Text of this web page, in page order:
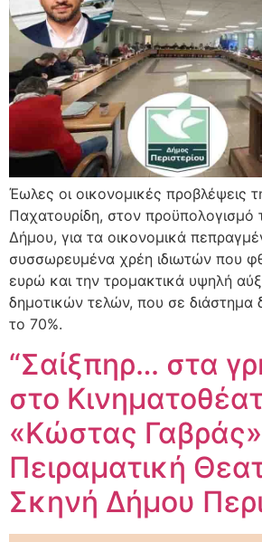
Έωλες οι οικονομικές προβλέψεις
Παχατουρίδη, στον προϋπολογισμό
Δήμου, για τα οικονομικά
συσσωρευμένα χρέη ιδιωτών που
ευρώ και την τρομακτικά υψηλή
δημοτικών τελών, που σε
το 70%.
“Σαίξπηρ… στα
στο
«Κώστας
Πειραματική
Σκηνή Δήμου